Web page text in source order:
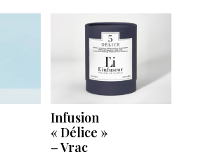
Infusion
« Délice »
– Vrac